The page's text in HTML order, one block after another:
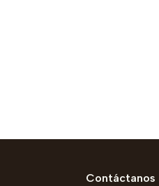
Contáctanos